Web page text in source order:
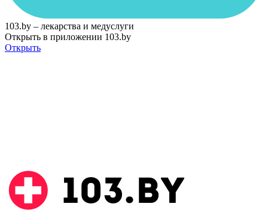
103.by – лекарства и медуслуги
Открыть в приложении 103.by
Открыть